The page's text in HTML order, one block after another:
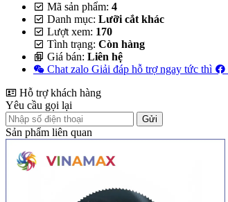
Mã sản phẩm: 4
Danh mục: Lưỡi cắt khác
Lượt xem: 170
Tình trạng: Còn hàng
Giá bán: Liên hệ
Chat zalo Giải đáp hỗ trợ ngay tức thì
Hỗ trợ khách hàng
Yêu cầu gọi lại
Gửi
Sản phẩm liên quan